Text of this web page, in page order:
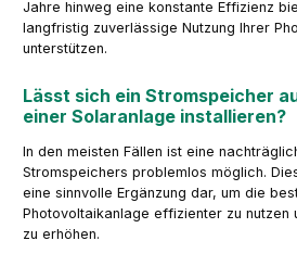
Jahre hinweg eine konstante Effizienz
langfristig zuverlässige Nutzung Ihrer
unterstützen.
Lässt sich ein Stromspeicher
einer Solaranlage installieren?
In den meisten Fällen ist eine
Stromspeichers problemlos möglich.
eine sinnvolle Ergänzung dar, um die
Photovoltaikanlage effizienter zu nutzen
zu erhöhen.